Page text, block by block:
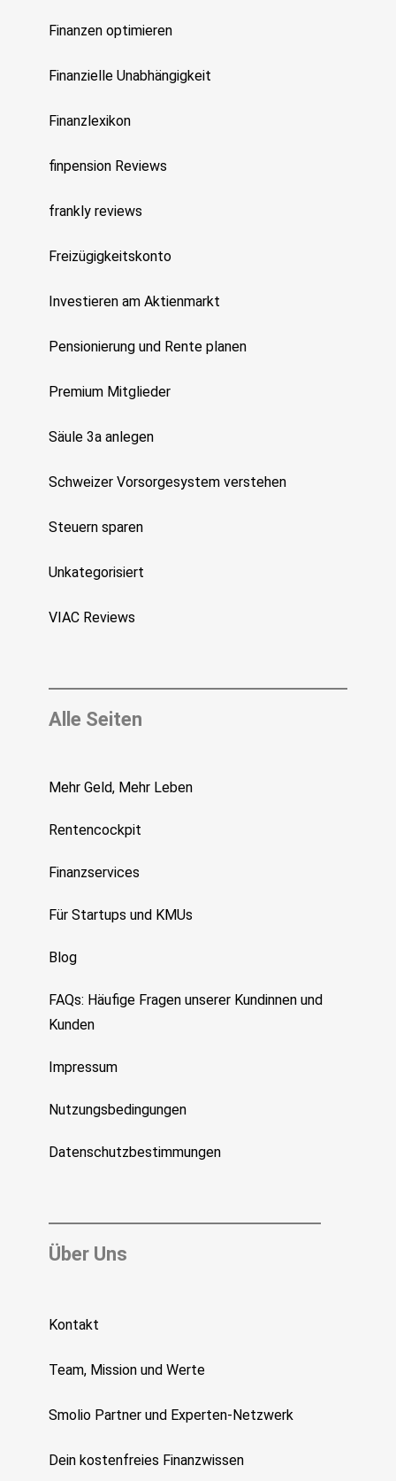
Finanzen optimieren
Finanzielle Unabhängigkeit
Finanzlexikon
finpension Reviews
frankly reviews
Freizügigkeitskonto
Investieren am Aktienmarkt
Pensionierung und Rente planen
Premium Mitglieder
Säule 3a anlegen
Schweizer Vorsorgesystem verstehen
Steuern sparen
Unkategorisiert
VIAC Reviews
Alle Seiten
Mehr Geld, Mehr Leben
Rentencockpit
Finanzservices
Für Startups und KMUs
Blog
FAQs: Häufige Fragen unserer Kundinnen und
Kunden
Impressum
Nutzungsbedingungen
Datenschutzbestimmungen
Über Uns
Kontakt
Team, Mission und Werte
Smolio Partner und Experten-Netzwerk
Dein kostenfreies Finanzwissen